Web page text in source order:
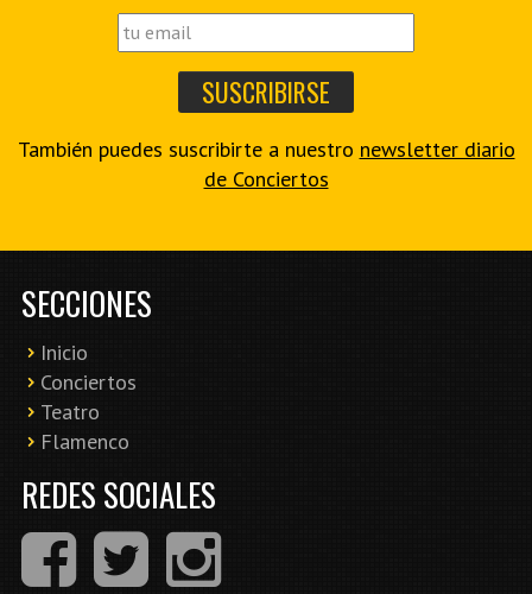
También puedes suscribirte a nuestro newsletter diario
de Conciertos
SECCIONES
Inicio
Conciertos
Teatro
Flamenco
REDES SOCIALES